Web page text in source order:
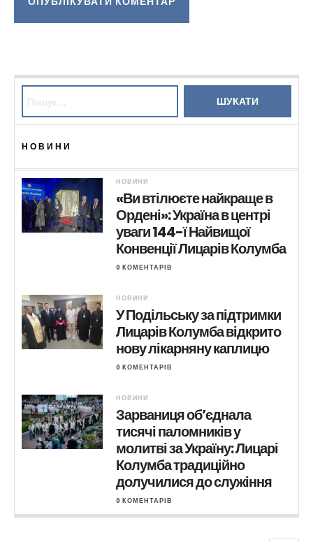
НОВИНИ
НОВИНИ
«Ви втілюєте найкраще в
Ордені»: Україна в центрі
уваги 144-ї Найвищої
Конвенції Лицарів Колумба
0 КОМЕНТАРІВ
НОВИНИ
У Подільську за підтримки
Лицарів Колумба відкрито
нову лікарняну каплицю
0 КОМЕНТАРІВ
НОВИНИ
Зарваниця об’єднала
тисячі паломників у
молитві за Україну: Лицарі
Колумба традиційно
долучилися до служіння
0 КОМЕНТАРІВ